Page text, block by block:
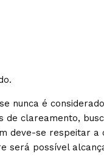
nunca é
de clareamento,
deve-se respeitar
será possível